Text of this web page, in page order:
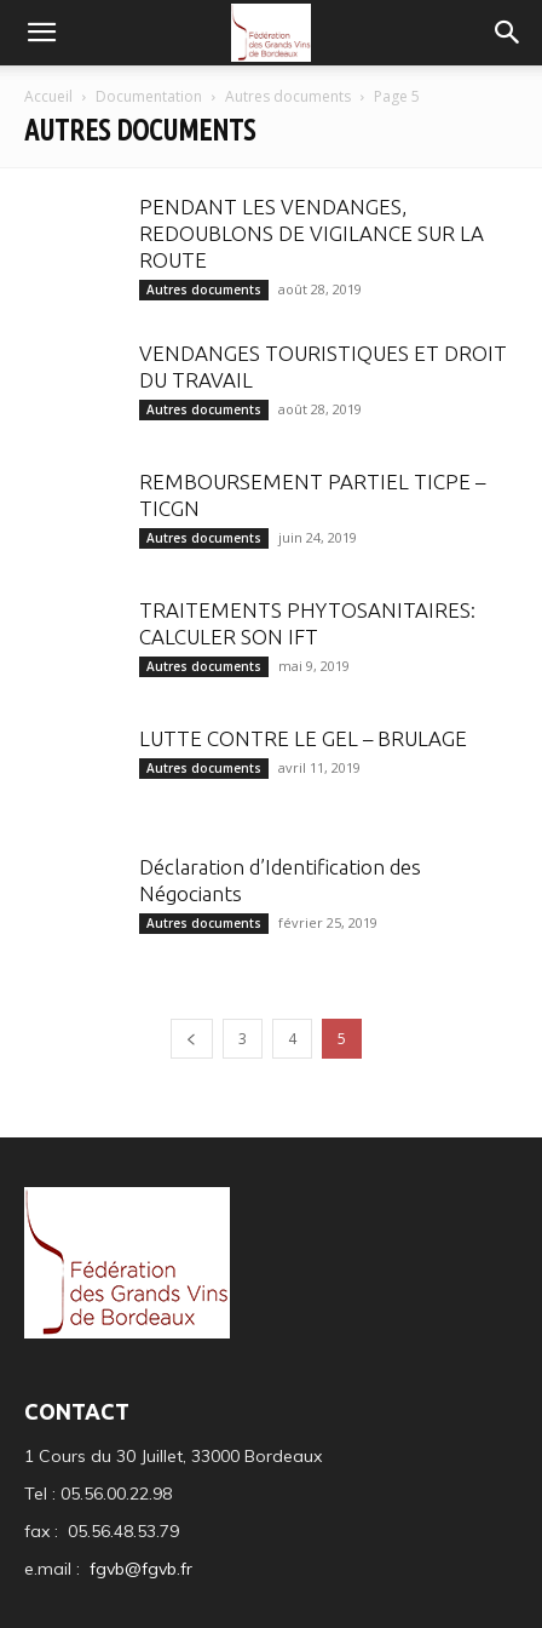
FGVB
Accueil Documentation Autres documents Page 5
AUTRES DOCUMENTS
PENDANT LES VENDANGES,
REDOUBLONS DE VIGILANCE SUR LA
ROUTE
Autres documents août 28, 2019
VENDANGES TOURISTIQUES ET DROIT
DU TRAVAIL
Autres documents août 28, 2019
REMBOURSEMENT PARTIEL TICPE –
TICGN
Autres documents juin 24, 2019
TRAITEMENTS PHYTOSANITAIRES:
CALCULER SON IFT
Autres documents mai 9, 2019
LUTTE CONTRE LE GEL – BRULAGE
Autres documents avril 11, 2019
Déclaration d’Identification des
Négociants
Autres documents février 25, 2019
3 4 5
CONTACT
1 Cours du 30 Juillet, 33000 Bordeaux
Tel : 05.56.00.22.98
fax : 05.56.48.53.79
e.mail : fgvb@fgvb.fr